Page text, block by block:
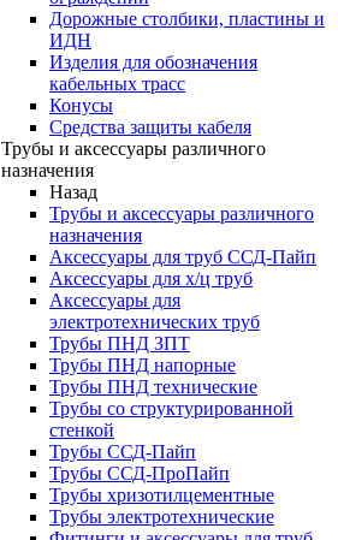
Дорожные столбики, пластины и
ИДН
Изделия для обозначения
кабельных трасс
Конусы
Средства защиты кабеля
Трубы и аксессуары различного
назначения
Назад
Трубы и аксессуары различного
назначения
Аксессуары для труб ССД-Пайп
Аксессуары для х/ц труб
Аксессуары для
электротехнических труб
Трубы ПНД ЗПТ
Трубы ПНД напорные
Трубы ПНД технические
Трубы со структурированной
стенкой
Трубы ССД-Пайп
Трубы ССД-ПроПайп
Трубы хризотилцементные
Трубы электротехнические